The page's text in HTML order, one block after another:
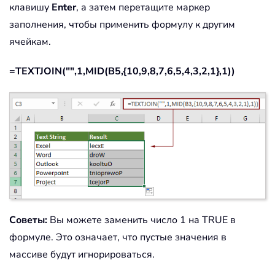
клавишу Enter, а затем перетащите маркер
заполнения, чтобы применить формулу к другим
ячейкам.
=TEXTJOIN("",1,MID(B5,{10,9,8,7,6,5,4,3,2,1},1))
Советы: Вы можете заменить число 1 на TRUE в
формуле. Это означает, что пустые значения в
массиве будут игнорироваться.